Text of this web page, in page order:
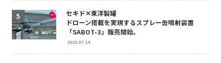
セキド✕東洋製罐
ドローン搭載を実現するスプレー缶噴射装置
「SABOT-3」販売開始。
2023.07.14